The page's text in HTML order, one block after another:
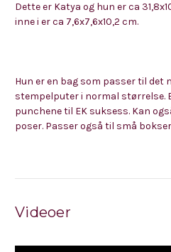
Dette er Katya og hun er ca
inne i er ca 7,6x7,6x10,2 cm.
Hun er en bag som passer til det
stempelputer i normal størrelse.
punchene til EK suksess. Kan
poser. Passer også til små
Videoer